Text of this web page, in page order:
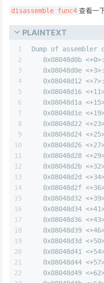
disassemble func4 查看一
PLAINTEXT
1
2
3
4
5
6
7
8
9
10
11
12
13
14
15
16
17
18
19
20
21
22
Dump of
0x08048d0b
0x08048d0e
0x08048d12
0x08048d16
0x08048d1a
0x08048d1e
0x08048d22
0x08048d24
0x08048d26
0x08048d28
0x08048d2b
0x08048d2d
0x08048d2f
0x08048d32
0x08048d34
0x08048d36
0x08048d39
0x08048d3d
0x08048d41
0x08048d44
0x08048d49